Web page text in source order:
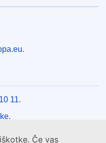
Če vas
11.